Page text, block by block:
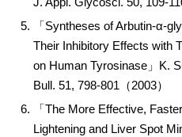
「Syntheses of Arbutin-α-
Their Inhibitory Effects with
on Human Tyrosinase」K.
Bull. 51, 798-801（2003）
「The More Effective,
Lightening and Liver Spot